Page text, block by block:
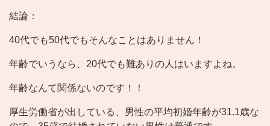
結論：
40代でも50代でもそんなことはありません！
年齢でいうなら、20代でも難ありの人はいますよね。
年齢なんて関係ないのです！！
厚生労働省が出している、男性の平均初婚年齢が31.1歳な